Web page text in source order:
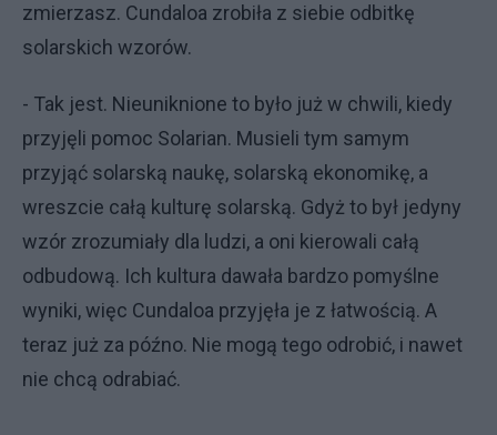
zmierzasz. Cundaloa zrobiła z siebie odbitkę
solarskich wzorów.
- Tak jest. Nieuniknione to było już w chwili, kiedy
przyjęli pomoc Solarian. Musieli tym samym
przyjąć solarską naukę, solarską ekonomikę, a
wreszcie całą kulturę solarską. Gdyż to był jedyny
wzór zrozumiały dla ludzi, a oni kierowali całą
odbudową. Ich kultura dawała bardzo pomyślne
wyniki, więc Cundaloa przyjęła je z łatwością. A
teraz już za późno. Nie mogą tego odrobić, i nawet
nie chcą odrabiać.